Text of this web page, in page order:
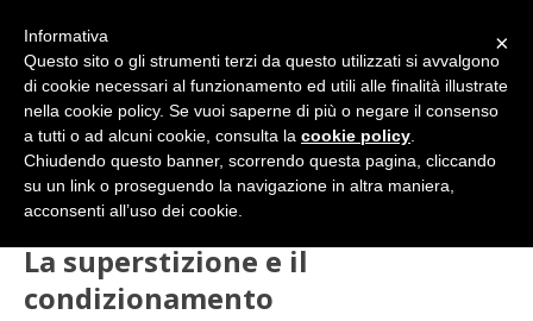
CULTURA La superstizione e il condizionamento
La superstizione e il
condizionamento
×
Informativa
Questo sito o gli strumenti terzi da questo utilizzati si avvalgono
di cookie necessari al funzionamento ed utili alle finalità illustrate
nella cookie policy. Se vuoi saperne di più o negare il consenso
a tutti o ad alcuni cookie, consulta la cookie policy
Chiudendo questo banner, scorrendo questa pagina, cliccando
su un link o proseguendo la navigazione in altra maniera,
acconsenti all’uso dei cookie.